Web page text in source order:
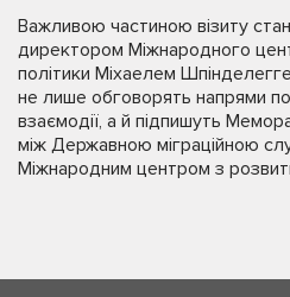
Важливою частиною візиту
директором Міжнародного
політики Міхаелем
не лише обговорять напрями
взаємодії, а й підпишуть
між Державною міграційною
Міжнародним центром з